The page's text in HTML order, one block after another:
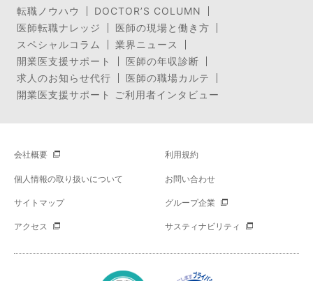
転職ノウハウ
DOCTOR’S COLUMN
医師転職ナレッジ
医師の現場と働き方
スペシャルコラム
業界ニュース
開業医支援サポート
医師の年収診断
求人のお知らせ代行
医師の職場カルテ
開業医支援サポート ご利用者インタビュー
会社概要 利用規約
個人情報の取り扱いについて お問い合わせ
サイトマップ グループ企業
アクセス サスティナビリティ